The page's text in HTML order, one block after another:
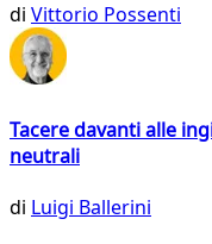
di Vittorio Possenti
Tacere davanti alle
neutrali
di Luigi Ballerini